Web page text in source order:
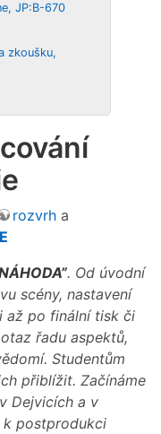
JP:B-670
zkoušku,
rozvrh a
. Od úvodní
scény, nastavení
až po finální tisk či
řadu aspektů,
Studentům
přiblížit. Začínáme
Dejvicích a v
k postprodukci